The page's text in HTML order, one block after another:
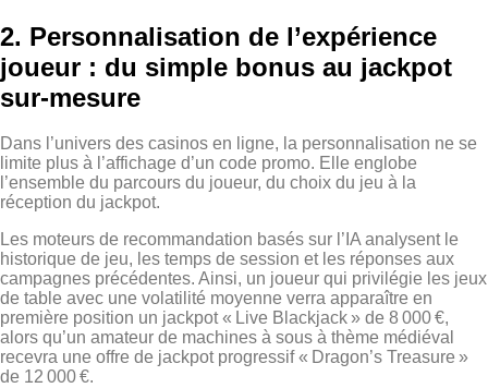
2. Personnalisation de l’expérience
joueur : du simple bonus au jackpot
sur‑mesure
Dans l’univers des casinos en ligne, la personnalisation ne se
limite plus à l’affichage d’un code promo. Elle englobe
l’ensemble du parcours du joueur, du choix du jeu à la
réception du jackpot.
Les moteurs de recommandation basés sur l’IA analysent le
historique de jeu, les temps de session et les réponses aux
campagnes précédentes. Ainsi, un joueur qui privilégie les jeux
de table avec une volatilité moyenne verra apparaître en
première position un jackpot « Live Blackjack » de 8 000 €,
alors qu’un amateur de machines à sous à thème médiéval
recevra une offre de jackpot progressif « Dragon’s Treasure »
de 12 000 €.